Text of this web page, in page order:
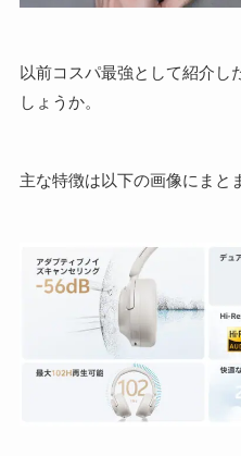
以前コスパ最強として紹介し
しょうか。
主な特徴は以下の画像にまと